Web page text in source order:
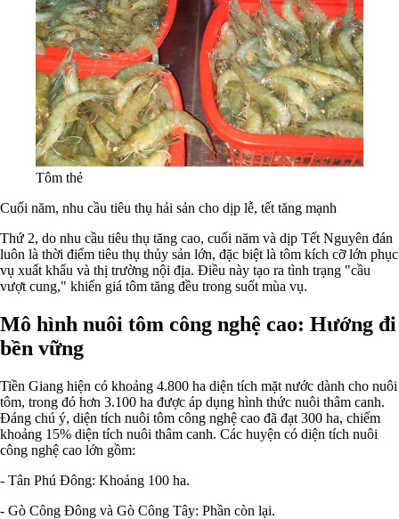
Tôm thẻ
Cuối năm, nhu cầu tiêu thụ hải sản cho dịp lễ, tết tăng mạnh
Thứ 2, do nhu cầu tiêu thụ tăng cao, cuối năm và dịp Tết Nguyên đán
luôn là thời điểm tiêu thụ thủy sản lớn, đặc biệt là tôm kích cỡ lớn phục
vụ xuất khẩu và thị trường nội địa. Điều này tạo ra tình trạng "cầu
vượt cung," khiến giá tôm tăng đều trong suốt mùa vụ.
Mô hình nuôi tôm công nghệ cao: Hướng đi
bền vững
Tiền Giang hiện có khoảng 4.800 ha diện tích mặt nước dành cho nuôi
tôm, trong đó hơn 3.100 ha được áp dụng hình thức nuôi thâm canh.
Đáng chú ý, diện tích nuôi tôm công nghệ cao đã đạt 300 ha, chiếm
khoảng 15% diện tích nuôi thâm canh. Các huyện có diện tích nuôi
công nghệ cao lớn gồm:
- Tân Phú Đông: Khoảng 100 ha.
- Gò Công Đông và Gò Công Tây: Phần còn lại.